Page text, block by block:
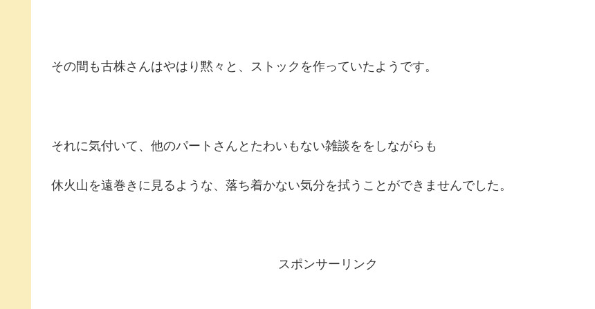
その間も古株さんはやはり黙々と、ストックを作っていたようです。
それに気付いて、他のパートさんとたわいもない雑談ををしながらも
休火山を遠巻きに見るような、落ち着かない気分を拭うことができませんでした。
スポンサーリンク